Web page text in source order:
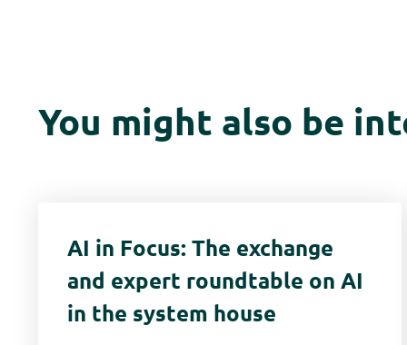
You might also be
AI in Focus: The exchange
and expert roundtable on AI
in the system house